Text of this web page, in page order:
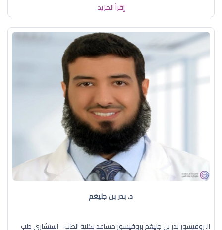
إقرأ المزيد
د. بدر بن جليغم
البروفيسور بدر بن جليغم بروفيسور مساعد بكلية الطب - استشاري طب